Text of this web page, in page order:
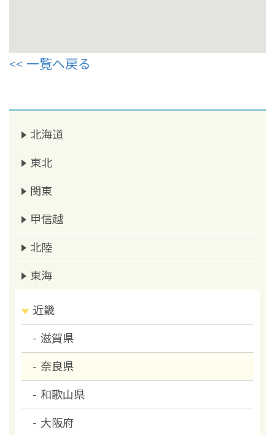
一覧へ戻る
北海道
東北
関東
甲信越
北陸
東海
近畿
滋賀県
奈良県
和歌山県
大阪府